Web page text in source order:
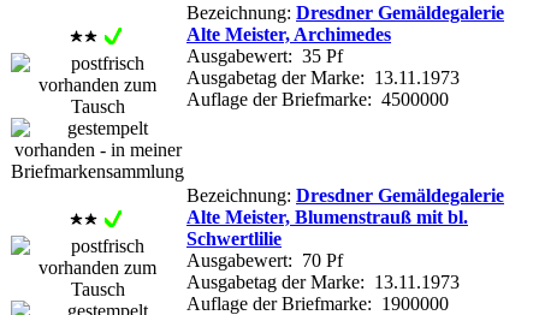
Bezeichnung: Dresdner Gemäldegalerie
Alte Meister, Archimedes
Ausgabewert: 35 Pf
Ausgabetag der Marke: 13.11.1973
Auflage der Briefmarke: 4500000
Bezeichnung: Dresdner Gemäldegalerie
Alte Meister, Blumenstrauß mit bl.
Schwertlilie
Ausgabewert: 70 Pf
Ausgabetag der Marke: 13.11.1973
Auflage der Briefmarke: 1900000